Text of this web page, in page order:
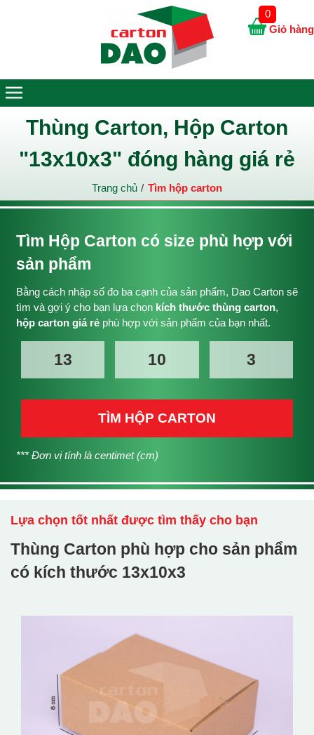
Thùng Carton, Hộp Carton
"13x10x3" đóng hàng giá rẻ
Trang chủ Tìm hộp carton
Tìm Hộp Carton có size phù hợp với
sản phẩm
Bằng cách nhập số đo ba cạnh của sản phẩm, Dao Carton sẽ
tìm và gợi ý cho bạn lựa chọn kích thước thùng carton,
hộp carton giá rẻphù hợp với sản phẩm của bạn nhất.
TÌM HỘP CARTON
*** Đơn vị tính là centimet (cm)
Lựa chọn tốt nhất được tìm thấy cho bạn
Thùng Carton phù hợp cho sản phẩm
có kích thước 13x10x3
Giỏ hàng
0